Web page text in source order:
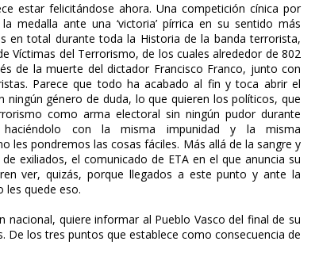
estar felicitándose ahora. Una competición cínica por
medalla ante una ‘victoria’ pírrica en su sentido más
en total durante toda la Historia de la banda terrorista,
Víctimas del Terrorismo, de los cuales alrededor de 802
de la muerte del dictador Francisco Franco, junto con
Parece que todo ha acabado al fin y toca abrir el
ningún género de duda, lo que quieren los políticos, que
como arma electoral sin ningún pudor durante
con la misma impunidad y la misma
les pondremos las cosas fáciles. Más allá de la sangre y
exiliados, el comunicado de ETA en el que anuncia su
ver, quizás, porque llegados a este punto y ante la
les quede eso.
nacional, quiere informar al Pueblo Vasco del final de su
De los tres puntos que establece como consecuencia de